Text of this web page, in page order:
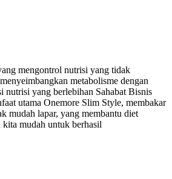
mengontrol nutrisi yang tidak
metabolisme dengan
nutrisi yang berlebihan Sahabat Bisnis
utama Onemore Slim Style, membakar
mudah lapar, yang membantu diet
kita mudah untuk berhasil